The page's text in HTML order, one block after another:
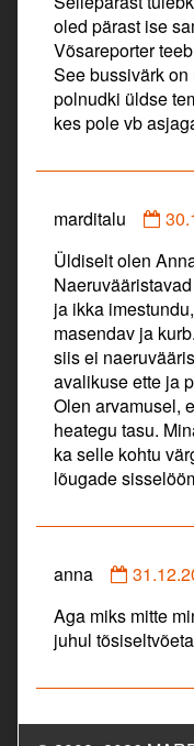
anna
on
oled pärast ise
Võsareporter
See bussivärk
polnudki üldse
kes pole vb
marditalu
on
Üldiselt olen
ja ikka
masendav ja
siis ei
avalikuse ette ja
Olen arvamusel,
heategu tasu.
ka selle kohtu
lõugade
anna
anna
Aga miks mitte
juhul